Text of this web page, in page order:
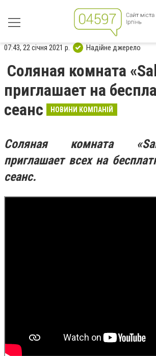
07:43, 22 січня 2021 р. Надійне джерело
Соляная комната
приглашает на
сеанс
НОВИНИ КОМПАНІЙ
Соляная комната
приглашает всех на
сеанс.